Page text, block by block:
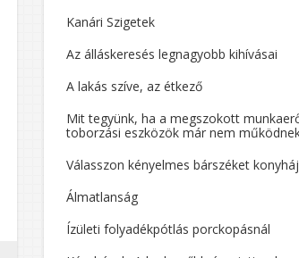
Kanári Szigetek
Az álláskeresés legnagyobb kihívásai
A lakás szíve, az étkező
Mit tegyünk, ha a megszokott
toborzási eszközök már nem
Válasszon kényelmes bárszéket
Álmatlanság
Ízületi folyadékpótlás porckopásnál